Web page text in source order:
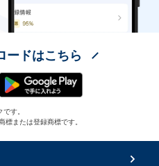
ードはこちら
す。
または登録商標です。